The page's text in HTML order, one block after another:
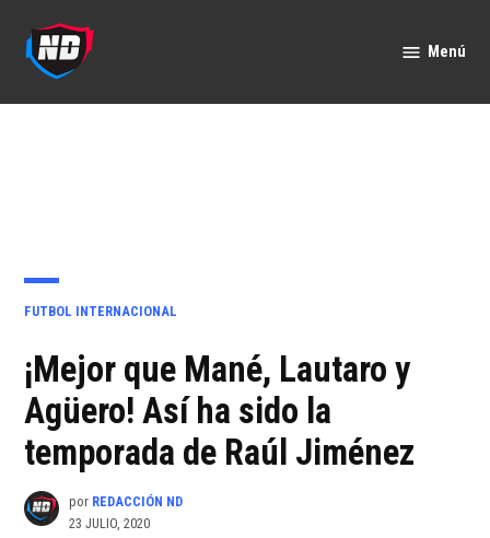
contenido
Menú
PUBLICADO
FUTBOL INTERNACIONAL
¡Mejor que Mané, Lautaro y
Agüero! Así ha sido la
temporada de Raúl Jiménez
por REDACCIÓN ND
23 JULIO, 2020